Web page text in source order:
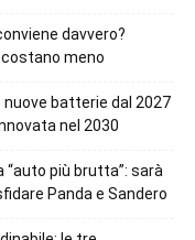
davvero?
meno
nuove batterie dal 2027
nel 2030
“auto più brutta”: sarà
Panda e Sandero